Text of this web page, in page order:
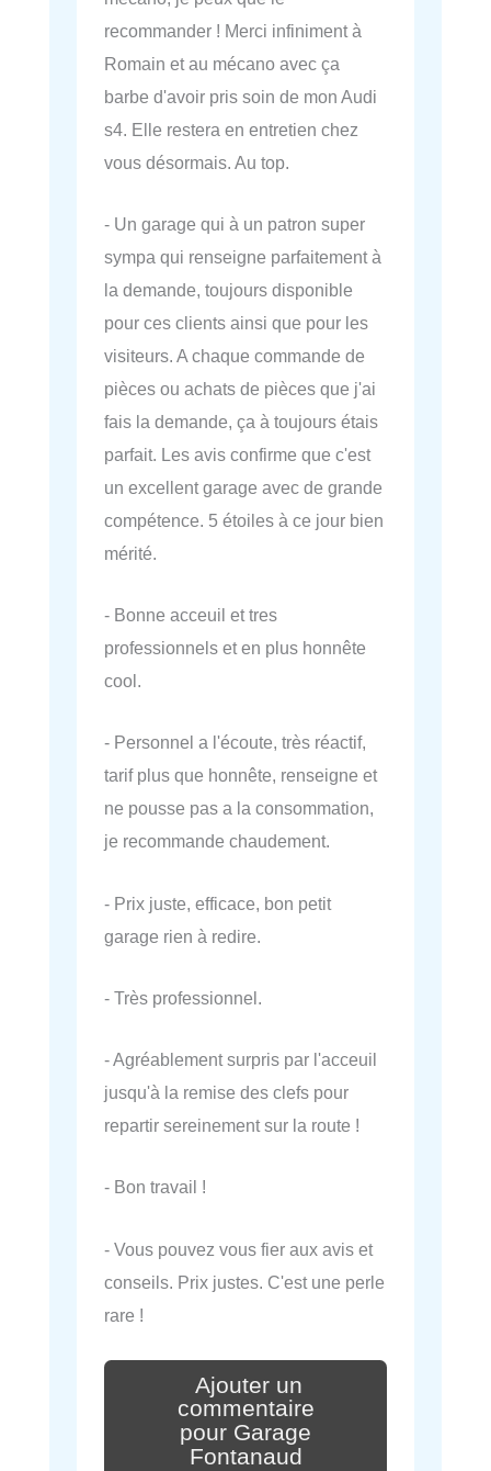
recommander ! Merci infiniment à
Romain et au mécano avec ça
barbe d'avoir pris soin de mon Audi
s4. Elle restera en entretien chez
vous désormais. Au top.
- Un garage qui à un patron super
sympa qui renseigne parfaitement à
la demande, toujours disponible
pour ces clients ainsi que pour les
visiteurs. A chaque commande de
pièces ou achats de pièces que j'ai
fais la demande, ça à toujours étais
parfait. Les avis confirme que c'est
un excellent garage avec de grande
compétence. 5 étoiles à ce jour bien
mérité.
- Bonne acceuil et tres
professionnels et en plus honnête
cool.
- Personnel a l'écoute, très réactif,
tarif plus que honnête, renseigne et
ne pousse pas a la consommation,
je recommande chaudement.
- Prix juste, efficace, bon petit
garage rien à redire.
- Très professionnel.
- Agréablement surpris par l'acceuil
jusqu'à la remise des clefs pour
repartir sereinement sur la route !
- Bon travail !
- Vous pouvez vous fier aux avis et
conseils. Prix justes. C'est une perle
rare !
Ajouter un
commentaire
pour Garage
Fontanaud